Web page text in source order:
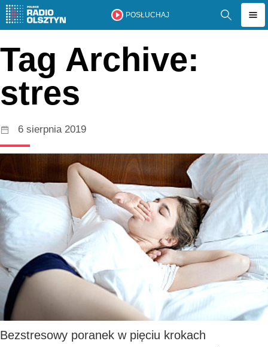
POSŁUCHAJ
Tag Archive:
stres
6 sierpnia 2019
Bezstresowy poranek w pięciu krokach